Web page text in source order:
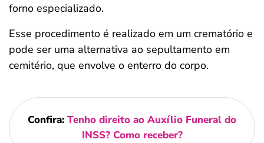
forno especializado.
Esse procedimento é realizado em um crematório e
pode ser uma alternativa ao sepultamento em
cemitério, que envolve o enterro do corpo.
Confira: Tenho direito ao Auxílio Funeral do
INSS? Como receber?